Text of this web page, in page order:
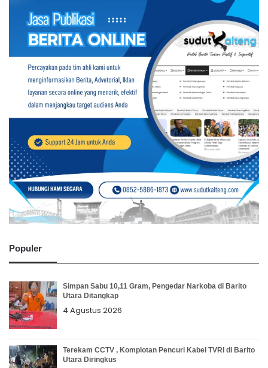
Populer
Simpan Sabu 10,11 Gram, Pengedar Narkoba di Barito
Utara Ditangkap
4 Agustus 2026
Terekam CCTV , Komplotan Pencuri Kabel TVRI di Barito
Utara Diringkus